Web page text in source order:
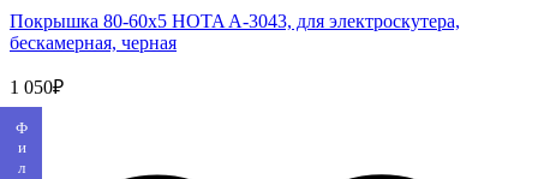
Покрышка 80-60x5 HOTA A-3043, для электроскутера,
бескамерная, черная
1 050₽